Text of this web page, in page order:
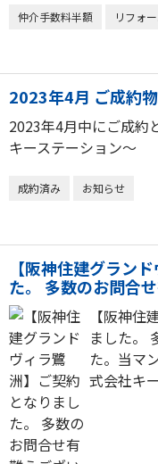
仲介手数料半額 リフォ
2023年4月 ご成約
2023年4月中にご成約
キーステーション～
成約済み お知らせ
【阪神住建グラン
た。 多数のお問合
【阪神住
ました。
た。当マ
式会社キ